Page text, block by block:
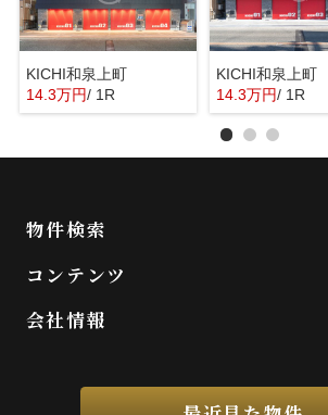
KICHI和泉上町
14.3万円/ 1R
KICHI和泉上町
14.3万円/ 1R
物件検索
コンテンツ
会社情報